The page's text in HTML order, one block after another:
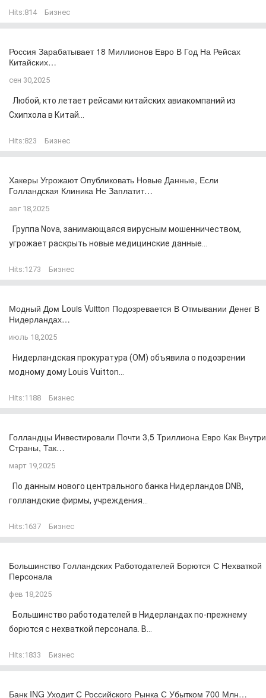
Hits:814 Бизнес
Россия Зарабатывает 18 Миллионов Евро В Год На Рейсах
Китайских…
сен 30,2025
Любой, кто летает рейсами китайских авиакомпаний из
Схипхола в Китай...
Hits:823 Бизнес
Хакеры Угрожают Опубликовать Новые Данные, Если
Голландская Клиника Не Заплатит…
авг 18,2025
Группа Nova, занимающаяся вирусным мошенничеством,
угрожает раскрыть новые медицинские данные...
Hits:1273 Бизнес
Модный Дом Louis Vuitton Подозревается В Отмывании Денег В
Нидерландах…
июль 18,2025
Нидерландская прокуратура (OM) объявила о подозрении
модному дому Louis Vuitton...
Hits:1188 Бизнес
Голландцы Инвестировали Почти 3,5 Триллиона Евро Как Внутри
Страны, Так…
март 19,2025
По данным нового центрального банка Нидерландов DNB,
голландские фирмы, учреждения...
Hits:1637 Бизнес
Большинство Голландских Работодателей Борются С Нехваткой
Персонала
фев 18,2025
Большинство работодателей в Нидерландах по-прежнему
борются с нехваткой персонала. В...
Hits:1833 Бизнес
Банк ING Уходит С Российского Рынка С Убытком 700 Млн…